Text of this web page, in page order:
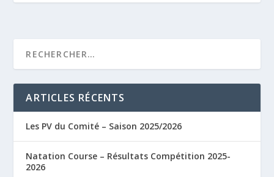
ARTICLES RÉCENTS
Les PV du Comité – Saison 2025/2026
Natation Course – Résultats Compétition 2025-
2026